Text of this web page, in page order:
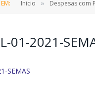
Inicio » Despesas com
01-2021-
SEMAS